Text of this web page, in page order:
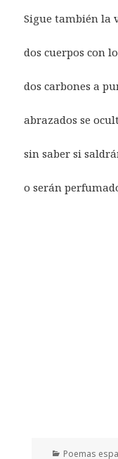
Sigue también la
dos cuerpos con
dos carbones a
abrazados se
sin saber si
o serán
Categorías
Poemas